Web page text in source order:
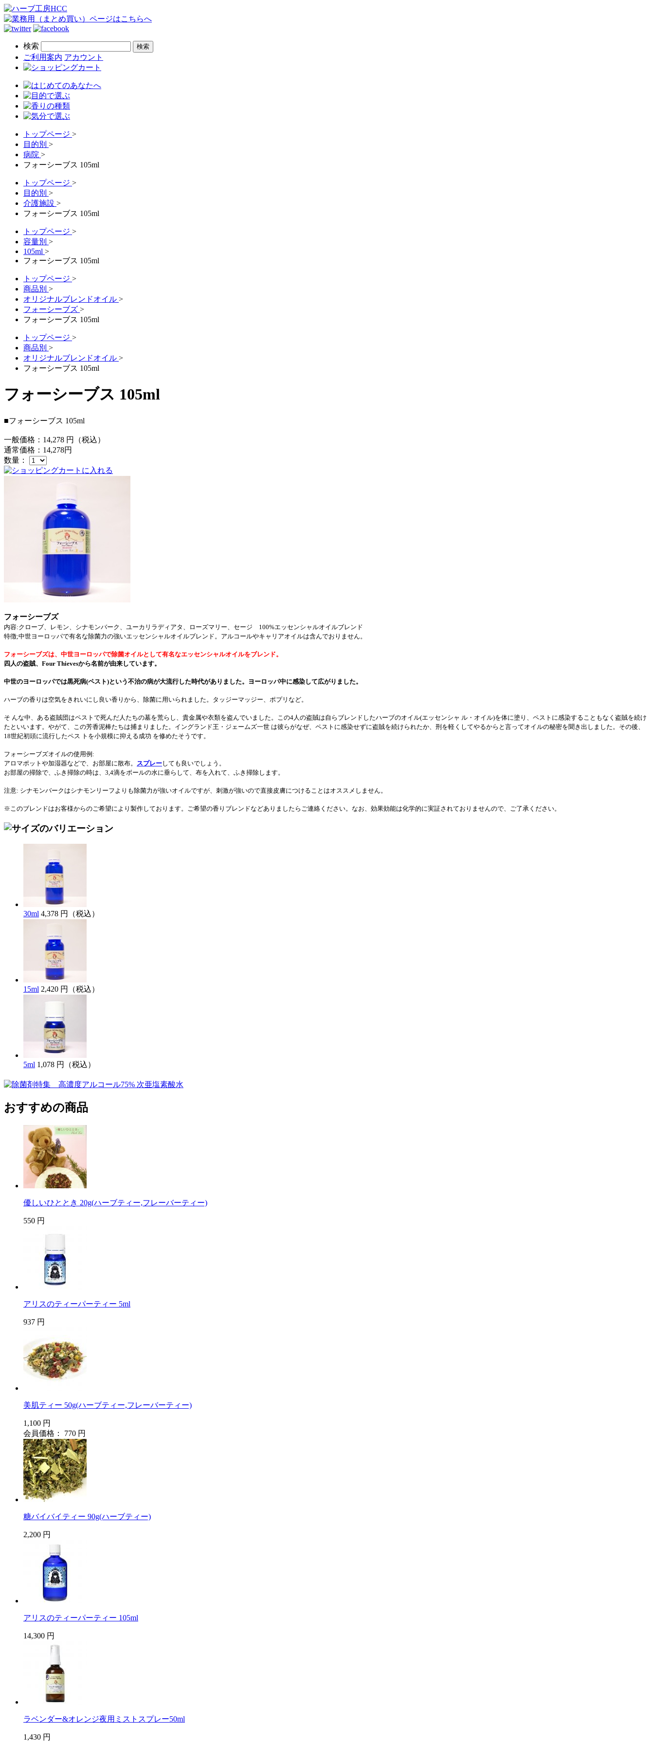
検索
ご利用案内 アカウント
トップページ >
目的別 >
病院 >
フォーシーブス 105ml
トップページ >
目的別 >
介護施設 >
フォーシーブス 105ml
トップページ >
容量別 >
105ml >
フォーシーブス 105ml
トップページ >
商品別 >
オリジナルブレンドオイル >
フォーシーブズ >
フォーシーブス 105ml
トップページ >
商品別 >
オリジナルブレンドオイル >
フォーシーブス 105ml
フォーシーブス 105ml
■フォーシーブス 105ml
一般価格： 14,278 円（税込）
通常価格： 14,278円
数量：
フォーシーブズ
内容:クローブ、レモン、シナモンバーク、ユーカリラディアタ、ローズマリー、セージ 100%エッセンシャルオイルブレンド
特徴;中世ヨーロッパで有名な除菌力の強いエッセンシャルオイルブレンド。アルコールやキャリアオイルは含んでおりません。
フォーシーブズは、中世ヨーロッパで除菌オイルとして有名なエッセンシャルオイルをブレンド。
四人の盗賊、Four Thievesから名前が由来しています。
中世のヨーロッパでは黒死病(ペスト)という不治の病が大流行した時代がありました。ヨーロッパ中に感染して広がりました。
ハーブの香りは空気をきれいにし良い香りから、除菌に用いられました。タッジーマッジー、ポプリなど。
そ んな中、ある盗賊団はペストで死んだ人たちの墓を荒らし、貴金属や衣類を盗んでいました。この4人の盗賊は自らブレンドしたハーブのオイル(エッセンシャ ル・オイル)を体に塗り、ペストに感染することもなく盗賊を続け
たといいます。やがて、この芳香泥棒たちは捕まりました。イングランド王・ジェームズ一世 は彼らがなぜ、ペストに感染せずに盗賊を続けられたか、刑を軽くしてやるからと言ってオイルの秘密を聞き出しました。その後、
18世紀初頭に流行したペス トを小規模に抑える成功 を修めたそうです。
フォーシーブズオイルの使用例:
アロマポットや加湿器などで、お部屋に散布。
スプレーしても良いでしょう。
お部屋の掃除で、ふき掃除の時は、3,4滴をボールの水に垂らして、布を入れて、ふき掃除します。
注意: シナモンバークはシナモンリーフよりも除菌力が強いオイルですが、刺激が強いので直接皮膚につけることはオススメしません。
※このブレンドはお客様からのご希望により製作しております。ご希望の香りブレンドなどありましたらご連絡ください。なお、効果効能は化学的に実証されておりませんので、ご了承ください。
30ml 4,378 円（税込）
15ml 2,420 円（税込）
5ml 1,078 円（税込）
おすすめの商品
優しいひととき 20g(ハーブティー,フレーバーティー)
550 円
アリスのティーパーティー 5ml
937 円
美肌ティー 50g(ハーブティー,フレーバーティー)
1,100 円
会員価格： 770 円
糖バイバイティー 90g(ハーブティー)
2,200 円
アリスのティーパーティー 105ml
14,300 円
ラベンダー&オレンジ夜用ミストスプレー50ml
1,430 円